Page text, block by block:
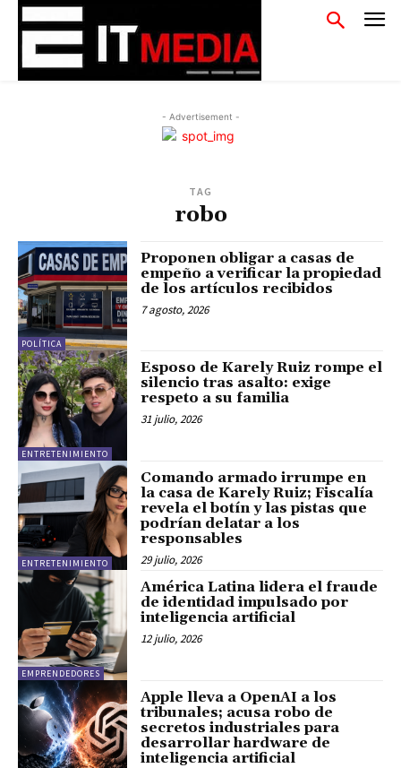
- Advertisement -
TAG
robo
POLÍTICA
Proponen obligar a casas de
empeño a verificar la propiedad
de los artículos recibidos
7 agosto, 2026
ENTRETENIMIENTO
Esposo de Karely Ruiz rompe el
silencio tras asalto: exige
respeto a su familia
31 julio, 2026
ENTRETENIMIENTO
Comando armado irrumpe en
la casa de Karely Ruiz; Fiscalía
revela el botín y las pistas que
podrían delatar a los
responsables
29 julio, 2026
EMPRENDEDORES
América Latina lidera el fraude
de identidad impulsado por
inteligencia artificial
12 julio, 2026
Apple lleva a OpenAI a los
tribunales; acusa robo de
secretos industriales para
desarrollar hardware de
inteligencia artificial